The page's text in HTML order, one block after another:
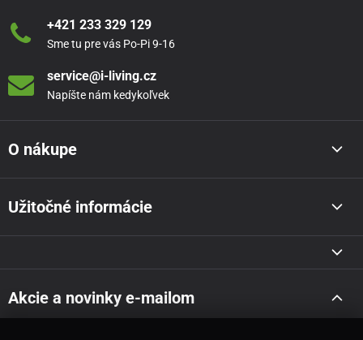
+421 233 329 129
Sme tu pre vás Po-Pi 9-16
service@i-living.cz
Napíšte nám kedykoľvek
O nákupe
Užitočné informácie
Akcie a novinky e-mailom